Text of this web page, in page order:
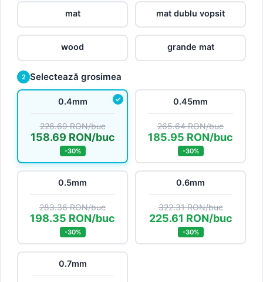
mat mat dublu vopsit
wood grande mat
2 Selectează grosimea
0.4mm
226.69 RON/buc
158.69 RON/buc
-30%
0.45mm
265.64 RON/buc
185.95 RON/buc
-30%
0.5mm
283.36 RON/buc
198.35 RON/buc
-30%
0.6mm
322.31 RON/buc
225.61 RON/buc
-30%
0.7mm